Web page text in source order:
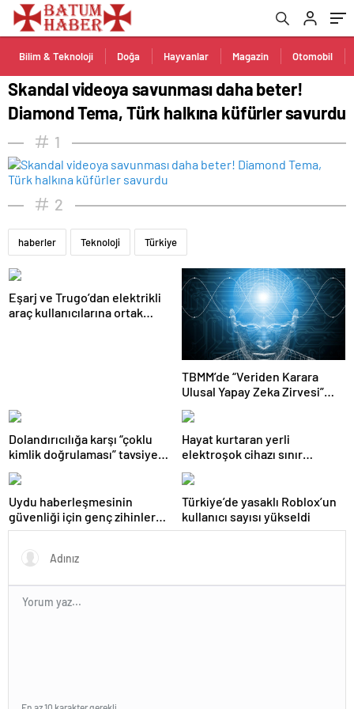
Bilim & Teknoloji Doğa Hayvanlar Magazin Otomobil
savurdu
Skandal videoya savunması daha beter!
Diamond Tema, Türk halkına küfürler savurdu
1
2
haberler Teknoloji Türkiye
Eşarj ve Trugo’dan elektrikli
araç kullanıcılarına ortak
TBMM’de “Veriden Karara
Ulusal Yapay Zeka Zirvesi”
başladı
Dolandırıcılığa karşı “çoklu
kimlik doğrulaması” tavsiye
ediliyor
Hayat kurtaran yerli
elektroşok cihazı sınır
kapısında da görevde
Uydu haberleşmesinin
güvenliği için genç zihinler
TEKNOFEST’te yarışıyor
Türkiye’de yasaklı Roblox’un
kullanıcı sayısı yükseldi